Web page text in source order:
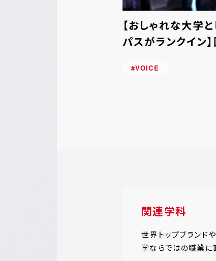
【おしゃれな大学
パスがランクイン
#VOICE
関連学科
世界トップブランド
学ならではの職業に